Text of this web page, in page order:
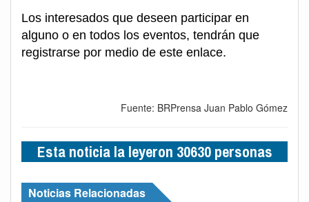
Los interesados que deseen participar en
alguno o en todos los eventos, tendrán que
registrarse por medio de este enlace.
Fuente: BRPrensa Juan Pablo Gómez
Esta noticia la leyeron 30630 personas
Noticias Relacionadas